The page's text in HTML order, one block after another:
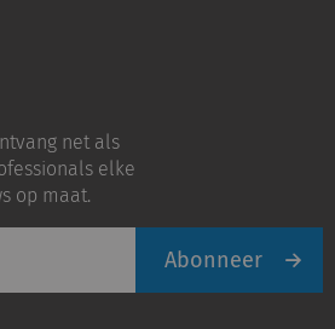
net als
elke
op maat.
Abonneer